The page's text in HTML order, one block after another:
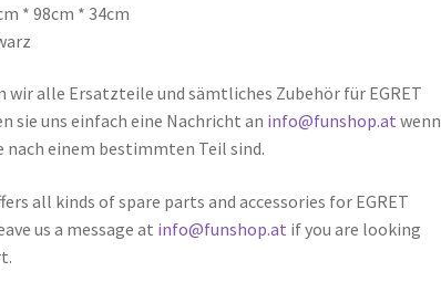
* 98cm * 34cm
wir alle Ersatzteile und sämtliches Zubehör für EGRET
sie uns einfach eine Nachricht an info@funshop.at wenn
nach einem bestimmten Teil sind.
all kinds of spare parts and accessories for EGRET
us a message at info@funshop.at if you are looking